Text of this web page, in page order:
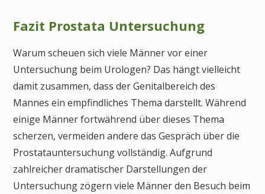
Fazit Prostata Untersuchung
Warum scheuen sich viele Männer vor einer
Untersuchung beim Urologen? Das hängt vielleicht
damit zusammen, dass der Genitalbereich des
Mannes ein empfindliches Thema darstellt. Während
einige Männer fortwährend über dieses Thema
scherzen, vermeiden andere das Gespräch über die
Prostatauntersuchung vollständig. Aufgrund
zahlreicher dramatischer Darstellungen der
Untersuchung zögern viele Männer den Besuch beim